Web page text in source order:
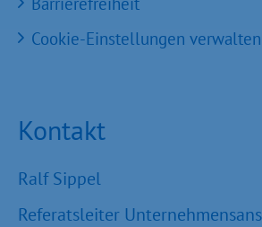
Cookie-Einstellungen verwalten
Kontakt
Ralf Sippel
Referatsleiter